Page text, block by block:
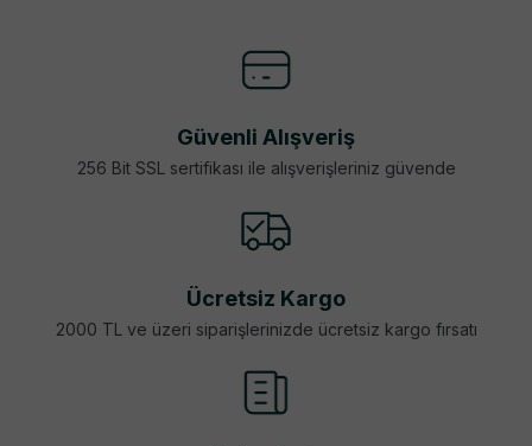
Güvenli Alışveriş
256 Bit SSL sertifikası ile alışverişleriniz güvende
Ücretsiz Kargo
2000 TL ve üzeri siparişlerinizde ücretsiz kargo fırsatı